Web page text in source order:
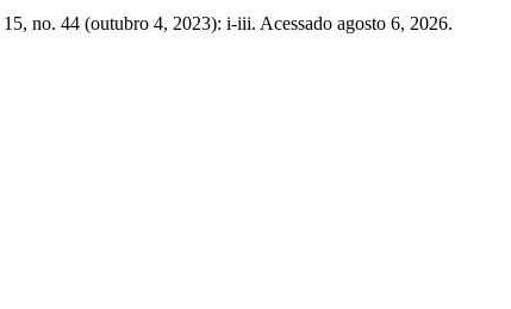
15, no. 44 (outubro 4, 2023): i-iii. Acessado agosto 6, 2026.